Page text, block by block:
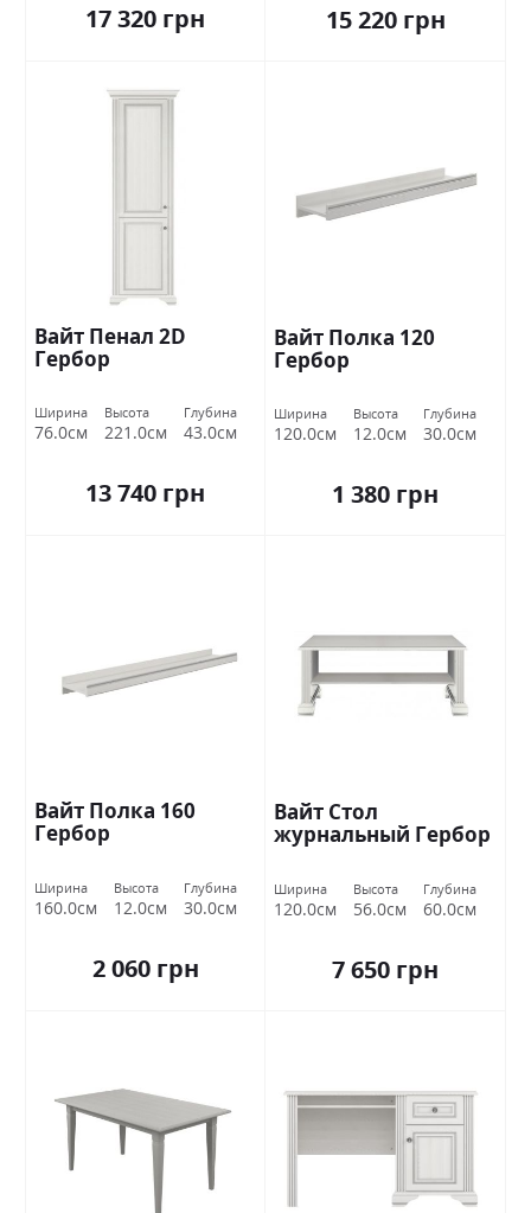
17 320 грн 15 220 грн
Вайт Пенал 2D
Гербор
Ширина
76.0см
Высота
221.0см
Глубина
43.0см
13 740 грн
Вайт Полка 120
Гербор
Ширина
120.0см
Высота
12.0см
Глубина
30.0см
1 380 грн
Вайт Полка 160
Гербор
Ширина
160.0см
Высота
12.0см
Глубина
30.0см
2 060 грн
Вайт Стол
журнальный Гербор
Ширина
120.0см
Высота
56.0см
Глубина
60.0см
7 650 грн